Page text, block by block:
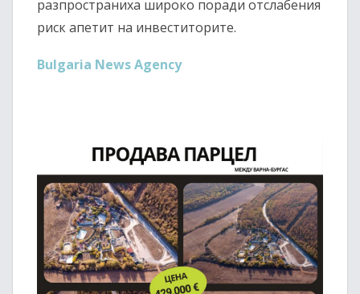
разпространиха широко поради отслабения
риск апетит на инвеститорите.
Bulgaria News Agency